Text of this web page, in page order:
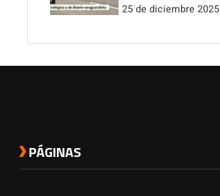
25 de diciembre 2025
PÁGINAS